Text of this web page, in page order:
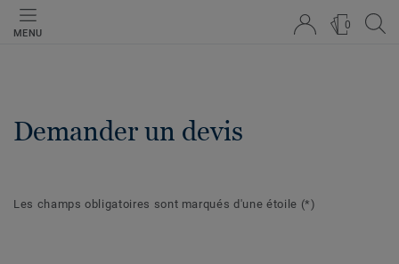
MENU
0
Demander un devis
Les champs obligatoires sont marqués d'une étoile (*)